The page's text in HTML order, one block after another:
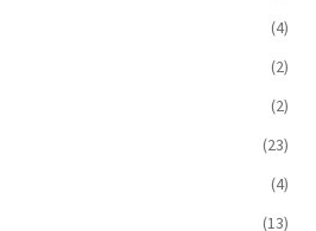
(4)
(2)
(2)
(23)
(4)
(13)